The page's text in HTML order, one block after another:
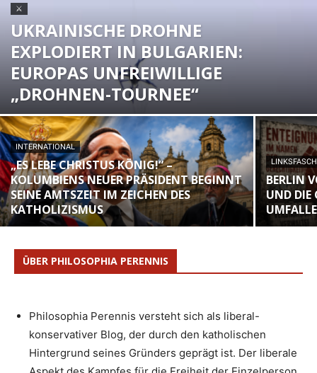
⚔
UKRAINISCHE DROHNE
EXPLODIERT IN BULGARIEN:
EUROPAS UNFREIWILLIGE
„DROHNEN-TOURNEE“
INTERNATIONAL
„ES LEBE CHRISTUS KÖNIG!“ –
KOLUMBIENS NEUER PRÄSIDENT BEGINNT
SEINE AMTSZEIT IM ZEICHEN DES
KATHOLIZISMUS
BERLIN
UND DIE
ÜBER PHILOSOPHIA PERENNIS
Philosophia Perennis versteht sich als liberal-
konservativer Blog, der durch den katholischen
Hintergrund seines Gründers geprägt ist. Der liberale